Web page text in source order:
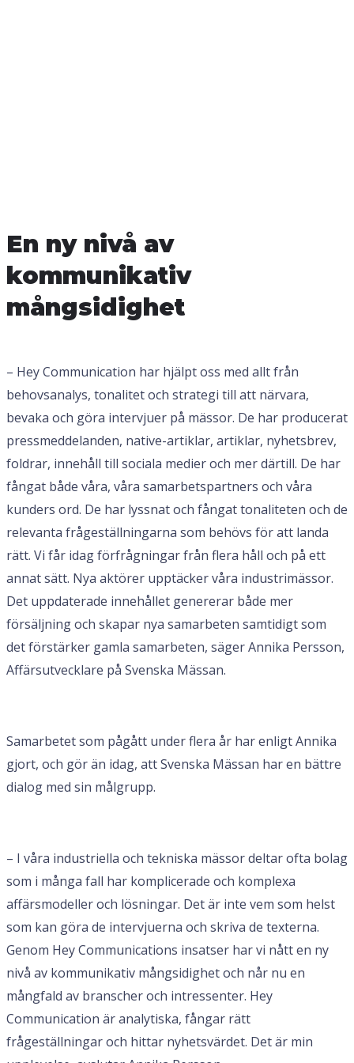
En ny nivå av
kommunikativ
mångsidighet
– Hey Communication har hjälpt oss med allt från
behovsanalys, tonalitet och strategi till att närvara,
bevaka och göra intervjuer på mässor. De har producerat
pressmeddelanden, native-artiklar, artiklar, nyhetsbrev,
foldrar, innehåll till sociala medier och mer därtill. De har
fångat både våra, våra samarbetspartners och våra
kunders ord. De har lyssnat och fångat tonaliteten och de
relevanta frågeställningarna som behövs för att landa
rätt. Vi får idag förfrågningar från flera håll och på ett
annat sätt. Nya aktörer upptäcker våra industrimässor.
Det uppdaterade innehållet genererar både mer
försäljning och skapar nya samarbeten samtidigt som
det förstärker gamla samarbeten, sägerAnnika Persson,
Affärsutvecklare på Svenska Mässan.
Samarbetet som pågått under flera år har enligt Annika
gjort, och gör än idag, att Svenska Mässan har en bättre
dialog med sin målgrupp.
– I våra industriella och tekniska mässor deltar ofta bolag
som i många fall har komplicerade och komplexa
affärsmodeller och lösningar. Det är inte vem som helst
som kan göra de intervjuerna och skriva de texterna.
Genom Hey Communications insatser har vi nått en ny
nivå av kommunikativ mångsidighet och når nu en
mångfald av branscher och intressenter. Hey
Communication är analytiska, fångar rätt
frågeställningar och hittar nyhetsvärdet. Det är min